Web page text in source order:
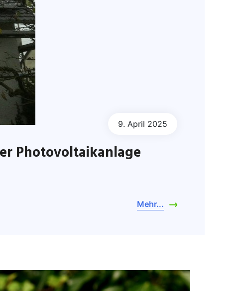
9. April 2025
Photovoltaikanlage
Mehr...